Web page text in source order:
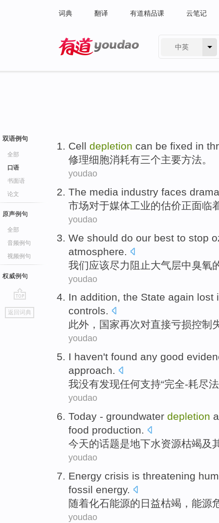
词典 翻译 有道精品课 云笔记
中英
双语例句
全部
口语
书面语
论文
原声例句
全部
音频例句
视频例句
权威例句
go
top
返回词典
Cell depletion can be fixed in
修理细胞消耗有三个主要方法。
youdao
The media industry faces
市场对于媒体工业的估价正面临
youdao
We should do our best to stop
atmosphere
我们应该尽力 阻止大气层中臭氧
youdao
In addition, the State again lost
controls.
此外 ， 国家再次对直接亏损控制
youdao
I haven't found any good
approach.
我没有发现任何支持“完全-耗尽法
youdao
Today - groundwater depletion
food production.
今天的话题是地下水资源枯竭及
youdao
Energy crisis is threatening
fossil energy.
随着化石能源的 日益枯竭 ，能源
youdao